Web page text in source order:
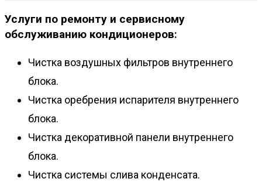
Услуги по ремонту и сервисному
обслуживанию кондиционеров:
Чистка воздушных фильтров внутреннего
блока.
Чистка оребрения испарителя внутреннего
блока.
Чистка декоративной панели внутреннего
блока.
Чистка системы слива конденсата.